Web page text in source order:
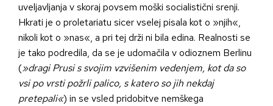
uveljavljanja v skoraj povsem moški socialistični srenji.
Hkrati je o proletariatu sicer vselej pisala kot o »njih«,
nikoli kot o »nas«, a pri tej drži ni bila edina. Realnosti se
je tako podredila, da se je udomačila v odioznem Berlinu
(»dragi Prusi s svojim vzvišenim vedenjem, kot da so
vsi po vrsti požrli palico, s katero so jih nekdaj
pretepali«) in se vsled pridobitve nemškega